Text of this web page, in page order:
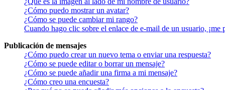
¿Cómo puedo mostrar un avatar?
¿Cómo se puede cambiar mi rango?
Cuando hago clic sobre el enlace de e-mail de un usuario, ¡me
Publicación de mensajes
¿Cómo puedo crear un nuevo tema o enviar una respuesta?
¿Cómo se puede editar o borrar un mensaje?
¿Cómo se puede añadir una firma a mi mensaje?
¿Cómo creo una encuesta?